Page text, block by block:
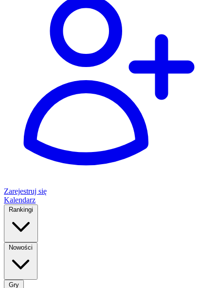
Zarejestruj się
Kalendarz
Rankingi
Nowości
Gry